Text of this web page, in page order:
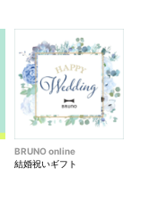
BRUNO online
結婚祝いギフト